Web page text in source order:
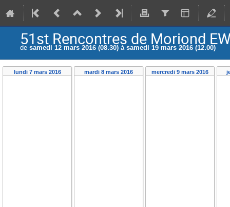
51st Rencontres de Moriond
de samedi 12 mars 2016 (08:30) àsamedi 19 mars 2016 (12:00)
lundi 7 mars 2016 mardi 8 mars 2016 mercredi 9 mars 2016